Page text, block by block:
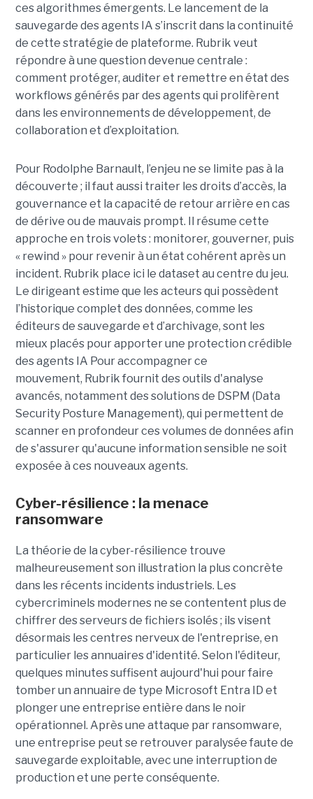
ces algorithmes émergents. Le lancement de la
sauvegarde des agents IA s’inscrit dans la continuité
de cette stratégie de plateforme. Rubrik veut
répondre à une question devenue centrale :
comment protéger, auditer et remettre en état des
workflows générés par des agents qui prolifèrent
dans les environnements de développement, de
collaboration et d’exploitation.
Pour Rodolphe Barnault, l’enjeu ne se limite pas à la
découverte ; il faut aussi traiter les droits d’accès, la
gouvernance et la capacité de retour arrière en cas
de dérive ou de mauvais prompt. Il résume cette
approche en trois volets : monitorer, gouverner, puis
« rewind » pour revenir à un état cohérent après un
incident. Rubrik place ici le dataset au centre du jeu.
Le dirigeant estime que les acteurs qui possèdent
l’historique complet des données, comme les
éditeurs de sauvegarde et d’archivage, sont les
mieux placés pour apporter une protection crédible
des agents IA Pour accompagner ce
mouvement, Rubrik fournit des outils d'analyse
avancés, notamment des solutions de DSPM (Data
Security Posture Management), qui permettent de
scanner en profondeur ces volumes de données afin
de s'assurer qu'aucune information sensible ne soit
exposée à ces nouveaux agents.
Cyber-résilience : la menace
ransomware
La théorie de la cyber-résilience trouve
malheureusement son illustration la plus concrète
dans les récents incidents industriels. Les
cybercriminels modernes ne se contentent plus de
chiffrer des serveurs de fichiers isolés ; ils visent
désormais les centres nerveux de l'entreprise, en
particulier les annuaires d'identité. Selon l'éditeur,
quelques minutes suffisent aujourd'hui pour faire
tomber un annuaire de type Microsoft Entra ID et
plonger une entreprise entière dans le noir
opérationnel. Après une attaque par ransomware,
une entreprise peut se retrouver paralysée faute de
sauvegarde exploitable, avec une interruption de
production et une perte conséquente.